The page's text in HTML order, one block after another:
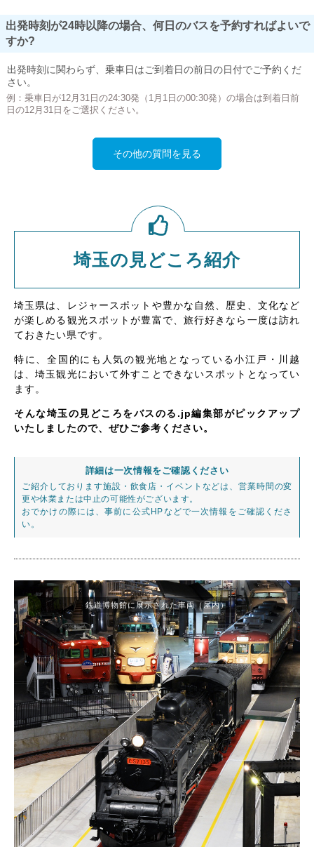
出発時刻が24時以降の場合、何日のバスを予約すればよいで
すか?
出発時刻に関わらず、乗車日はご到着日の前日の日付でご予約くだ
さい。
例：乗車日が12月31日の24:30発（1月1日の00:30発）の場合は到着日前
日の12月31日をご選択ください。
その他の質問を見る
埼玉の見どころ紹介
埼玉県は、レジャースポットや豊かな自然、歴史、文化など
が楽しめる観光スポットが豊富で、旅行好きなら一度は訪れ
ておきたい県です。
特に、全国的にも人気の観光地となっている小江戸・川越
は、埼玉観光において外すことできないスポットとなってい
ます。
そんな埼玉の見どころをバスのる.jp編集部がピックアップ
いたしましたので、ぜひご参考ください。
詳細は一次情報をご確認ください
ご紹介しております施設・飲食店・イベントなどは、営業時間の変
更や休業または中止の可能性がございます。
おでかけの際には、事前に公式HPなどで一次情報をご確認くださ
い。
鉄道博物館に展示された車両（屋内）